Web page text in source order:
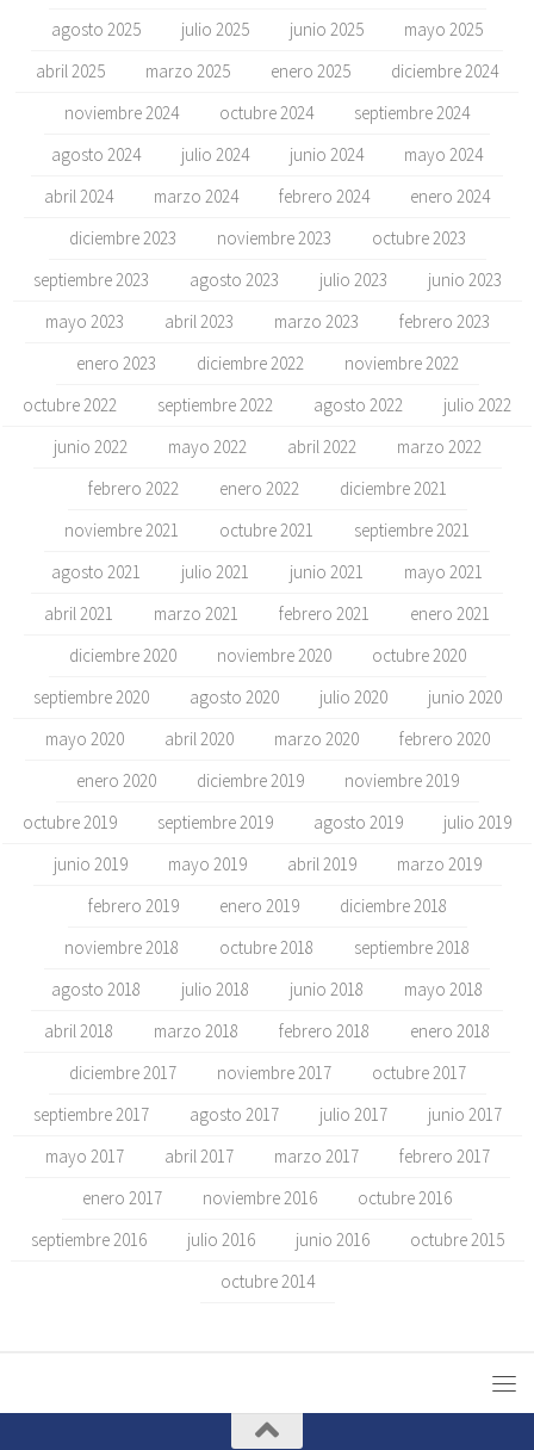
agosto 2025
julio 2025 junio 2025
mayo 2025
abril 2025
marzo 2025 enero 2025
diciembre 2024
noviembre 2024
octubre 2024
septiembre 2024
agosto 2024
julio 2024 junio 2024
mayo 2024
abril 2024
marzo 2024 febrero 2024
enero 2024
diciembre 2023
noviembre 2023
octubre 2023
septiembre 2023
agosto 2023 julio 2023
junio 2023
mayo 2023
abril 2023 marzo 2023
febrero 2023
enero 2023
diciembre 2022
noviembre 2022
octubre 2022
septiembre 2022 agosto 2022
julio 2022
junio 2022
mayo 2022 abril 2022
marzo 2022
febrero 2022
enero 2022
diciembre 2021
noviembre 2021
octubre 2021
septiembre 2021
agosto 2021
julio 2021 junio 2021
mayo 2021
abril 2021
marzo 2021 febrero 2021
enero 2021
diciembre 2020
noviembre 2020
octubre 2020
septiembre 2020
agosto 2020 julio 2020
junio 2020
mayo 2020
abril 2020 marzo 2020
febrero 2020
enero 2020
diciembre 2019
noviembre 2019
octubre 2019
septiembre 2019 agosto 2019
julio 2019
junio 2019
mayo 2019 abril 2019
marzo 2019
febrero 2019
enero 2019
diciembre 2018
noviembre 2018
octubre 2018
septiembre 2018
agosto 2018
julio 2018 junio 2018
mayo 2018
abril 2018
marzo 2018 febrero 2018
enero 2018
diciembre 2017
noviembre 2017
octubre 2017
septiembre 2017
agosto 2017 julio 2017
junio 2017
mayo 2017
abril 2017 marzo 2017
febrero 2017
enero 2017
noviembre 2016
octubre 2016
septiembre 2016
julio 2016 junio 2016
octubre 2015
octubre 2014